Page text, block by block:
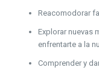
Reacomodorar
Explorar nuevas
enfrentarte a la
Comprender y